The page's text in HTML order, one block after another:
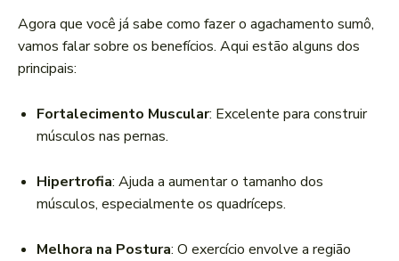
Agora que você já sabe como fazer o agachamento sumô,
vamos falar sobre os benefícios. Aqui estão alguns dos
principais:
Fortalecimento Muscular: Excelente para construir
músculos nas pernas.
Hipertrofia: Ajuda a aumentar o tamanho dos
músculos, especialmente os quadríceps.
Melhora na Postura: O exercício envolve a região